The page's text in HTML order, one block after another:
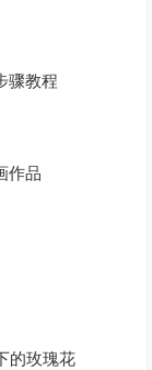
骤教程
作品
的玫瑰花